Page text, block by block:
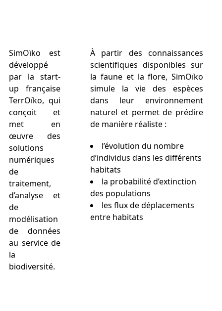
SimOïko est
développé
par la start-
up française
TerrOïko, qui
conçoit et
met en
œuvre des
solutions
numériques
de
traitement,
d’analyse et
de
modélisation
de données
au service de
la
biodiversité.
À partir des connaissances
scientifiques disponibles sur
la faune et la flore, SimOïko
simule la vie des espèces
dans leur environnement
naturel et permet de prédire
de manière réaliste :
l’évolution du nombre
d’individus dans les différents
habitats
la probabilité d’extinction
des populations
les flux de déplacements
entre habitats